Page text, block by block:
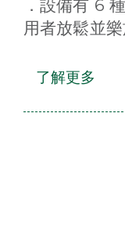
．設備有 6
用者放鬆並
了解更多